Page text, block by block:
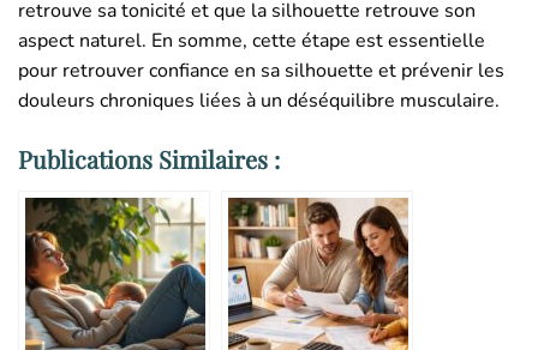
retrouve sa tonicité et que la silhouette retrouve son
aspect naturel. En somme, cette étape est essentielle
pour retrouver confiance en sa silhouette et prévenir les
douleurs chroniques liées à un déséquilibre musculaire.
Publications Similaires :